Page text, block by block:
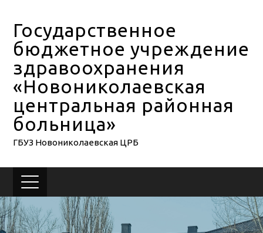
Государственное
бюджетное учреждение
здравоохранения
«Новониколаевская
центральная районная
больница»
ГБУЗ Новониколаевская ЦРБ